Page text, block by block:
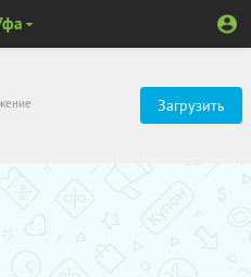
Загрузить